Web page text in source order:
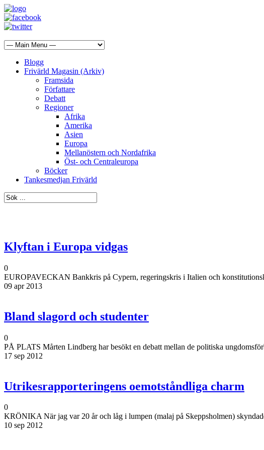
Blogg
Frivärld Magasin (Arkiv)
Framsida
Författare
Debatt
Regioner
Afrika
Amerika
Asien
Europa
Mellanöstern och Nordafrika
Öst- och Centraleuropa
Böcker
Tankesmedjan Frivärld
Klyftan i Europa vidgas
0
EUROPAVECKAN Bankkris på Cypern, regeringskris i Italien och
09 apr 2013
Bland slagord och studenter
0
PÅ PLATS Mårten Lindberg har besökt en debatt mellan de politiska
17 sep 2012
Utrikesrapporteringens oemotståndliga charm
0
KRÖNIKA När jag var 20 år och låg i lumpen (malaj på Skeppsholmen)
10 sep 2012